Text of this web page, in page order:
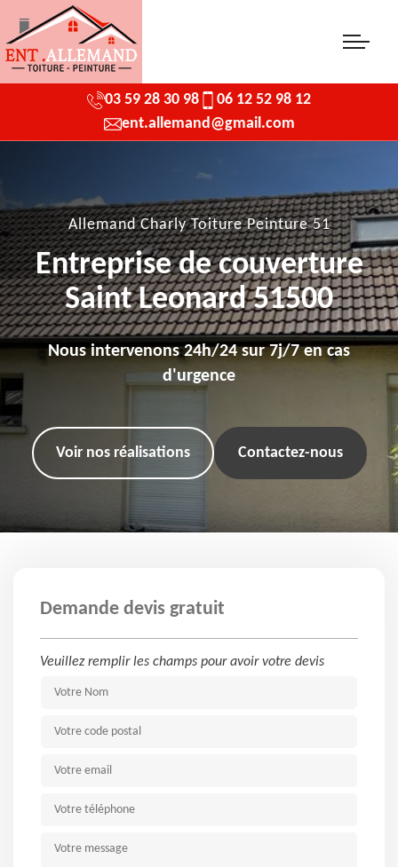
03 59 28 30 98
06 12 52 98 12
ent.allemand@gmail.com
Allemand Charly Toiture Peinture 51
Entreprise de couverture
Saint Leonard 51500
Nous intervenons 24h/24 sur 7j/7 en cas
d'urgence
Voir nos réalisations Contactez-nous
Demande devis gratuit
Veuillez remplir les champs pour avoir votre devis